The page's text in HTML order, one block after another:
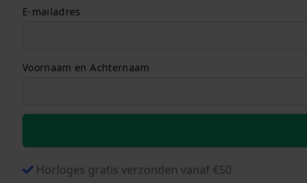
E-mailadres
Voornaam en Achternaam
Horloges gratis verzonden vanaf €50